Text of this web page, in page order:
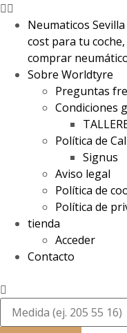
Neumaticos
cost para tu
comprar
Sobre Worldtyre
Preguntas
Condiciones
Política de
Signus
Aviso legal
Política de
Política de
tienda
Acceder
Contacto